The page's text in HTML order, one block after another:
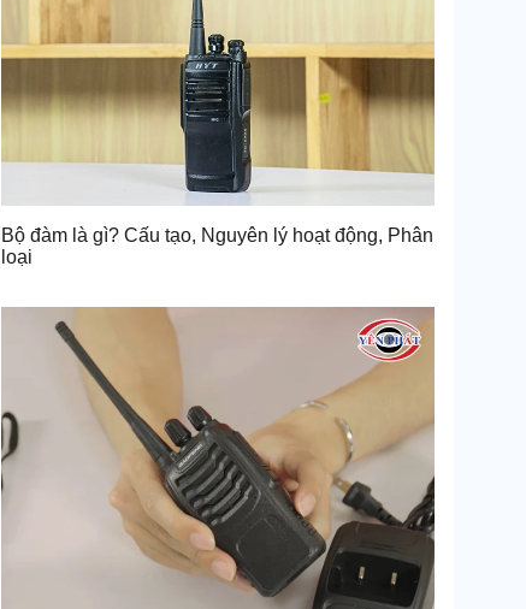
Bộ đàm là gì? Cấu tạo, Nguyên lý hoạt động, Phân
loại